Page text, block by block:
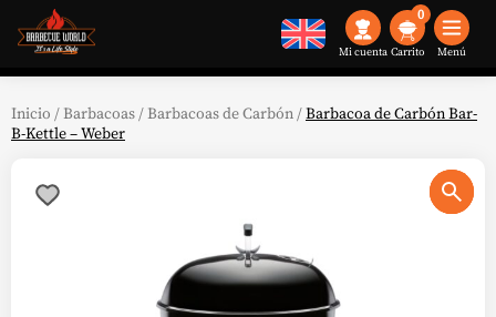
Mi cuenta
0
Menú
Inicio /Barbacoas /Barbacoas de Carbón /Barbacoa de Carbón Bar-
B-Kettle – Weber